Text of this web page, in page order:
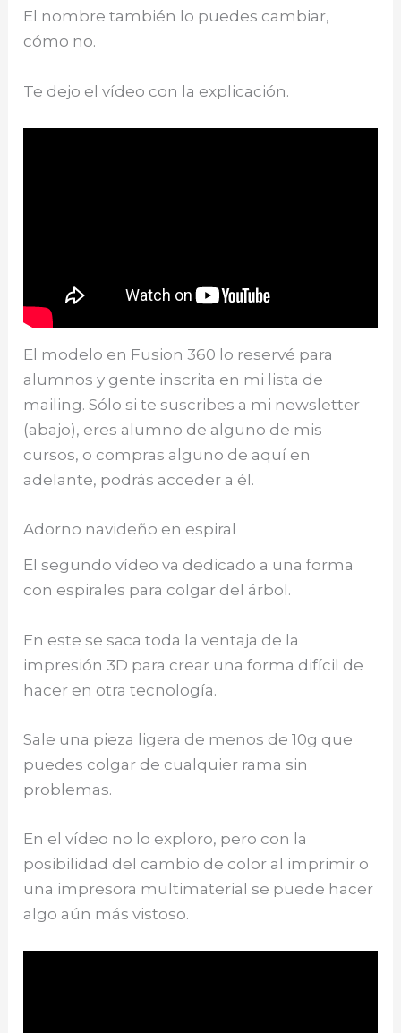
El nombre también lo puedes cambiar,
cómo no.
Te dejo el vídeo con la explicación.
El modelo en Fusion 360 lo reservé para
alumnos y gente inscrita en mi lista de
mailing. Sólo si te suscribes a mi newsletter
(abajo), eres alumno de alguno de mis
cursos, o compras alguno de aquí en
adelante, podrás acceder a él.
Adorno navideño en espiral
El segundo vídeo va dedicado a una forma
con espirales para colgar del árbol.
En este se saca toda la ventaja de la
impresión 3D para crear una forma difícil de
hacer en otra tecnología.
Sale una pieza ligera de menos de 10g que
puedes colgar de cualquier rama sin
problemas.
En el vídeo no lo exploro, pero con la
posibilidad del cambio de color al imprimir o
una impresora multimaterial se puede hacer
algo aún más vistoso.